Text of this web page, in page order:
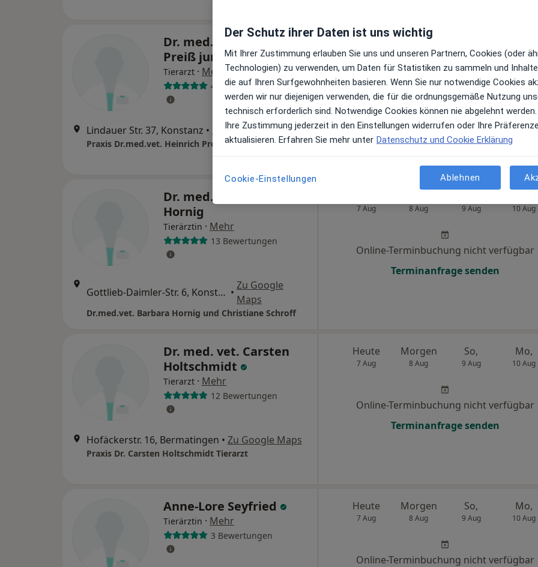
Dr. med. vet. Heinrich
Preiß jun.
Tierarzt · Mehr
47 Bewertungen
Lindauer Str. 37, Konstanz • Zu Google Maps
Praxis Dr.med.vet. Heinrich Preiß jun. Tierarzt
7 Aug
Morgen
8 Aug 9 Aug 10 Aug
Online-Terminbuchung nicht verfügbar
Terminanfrage senden
Dr. med. vet. Barbara
Hornig
Tierärztin · Mehr
13 Bewertungen
Gottlieb-Daimler-Str. 6, Konstanz •
Zu Google
Maps
Dr.med.vet. Barbara Hornig und Christiane Schroff
7 Aug 8 Aug 9 Aug 10 Aug
Online-Terminbuchung nicht verfügbar
Terminanfrage senden
Dr. med. vet. Carsten
Holtschmidt
Tierarzt · Mehr
12 Bewertungen
Hofäckerstr. 16, Bermatingen • Zu Google Maps
Praxis Dr. Carsten Holtschmidt Tierarzt
Heute
7 Aug
Morgen
8 Aug
So,
9 Aug
Mo,
10 Aug
Online-Terminbuchung nicht verfügbar
Terminanfrage senden
Anne-Lore Seyfried
Tierärztin · Mehr
3 Bewertungen
Heute
7 Aug
Morgen
8 Aug
So,
9 Aug
Mo,
10 Aug
Online-Terminbuchung nicht verfügbar
Der Schutz ihrer Daten ist uns wichtig
Mit Ihrer Zustimmung erlauben Sie uns und unseren Partnern, Cookies (oder
Technologien) zu verwenden, um Daten für Statistiken zu sammeln und
die auf Ihren Surfgewohnheiten basieren. Wenn Sie nur notwendige Cookies
werden wir nur diejenigen verwenden, die für die ordnungsgemäße Nutzung
technisch erforderlich sind. Notwendige Cookies können nie abgelehnt werden.
Ihre Zustimmung jederzeit in den Einstellungen widerrufen oder Ihre
aktualisieren. Erfahren Sie mehr unter Datenschutz und Cookie Erklärung
Cookie-Einstellungen Ablehnen